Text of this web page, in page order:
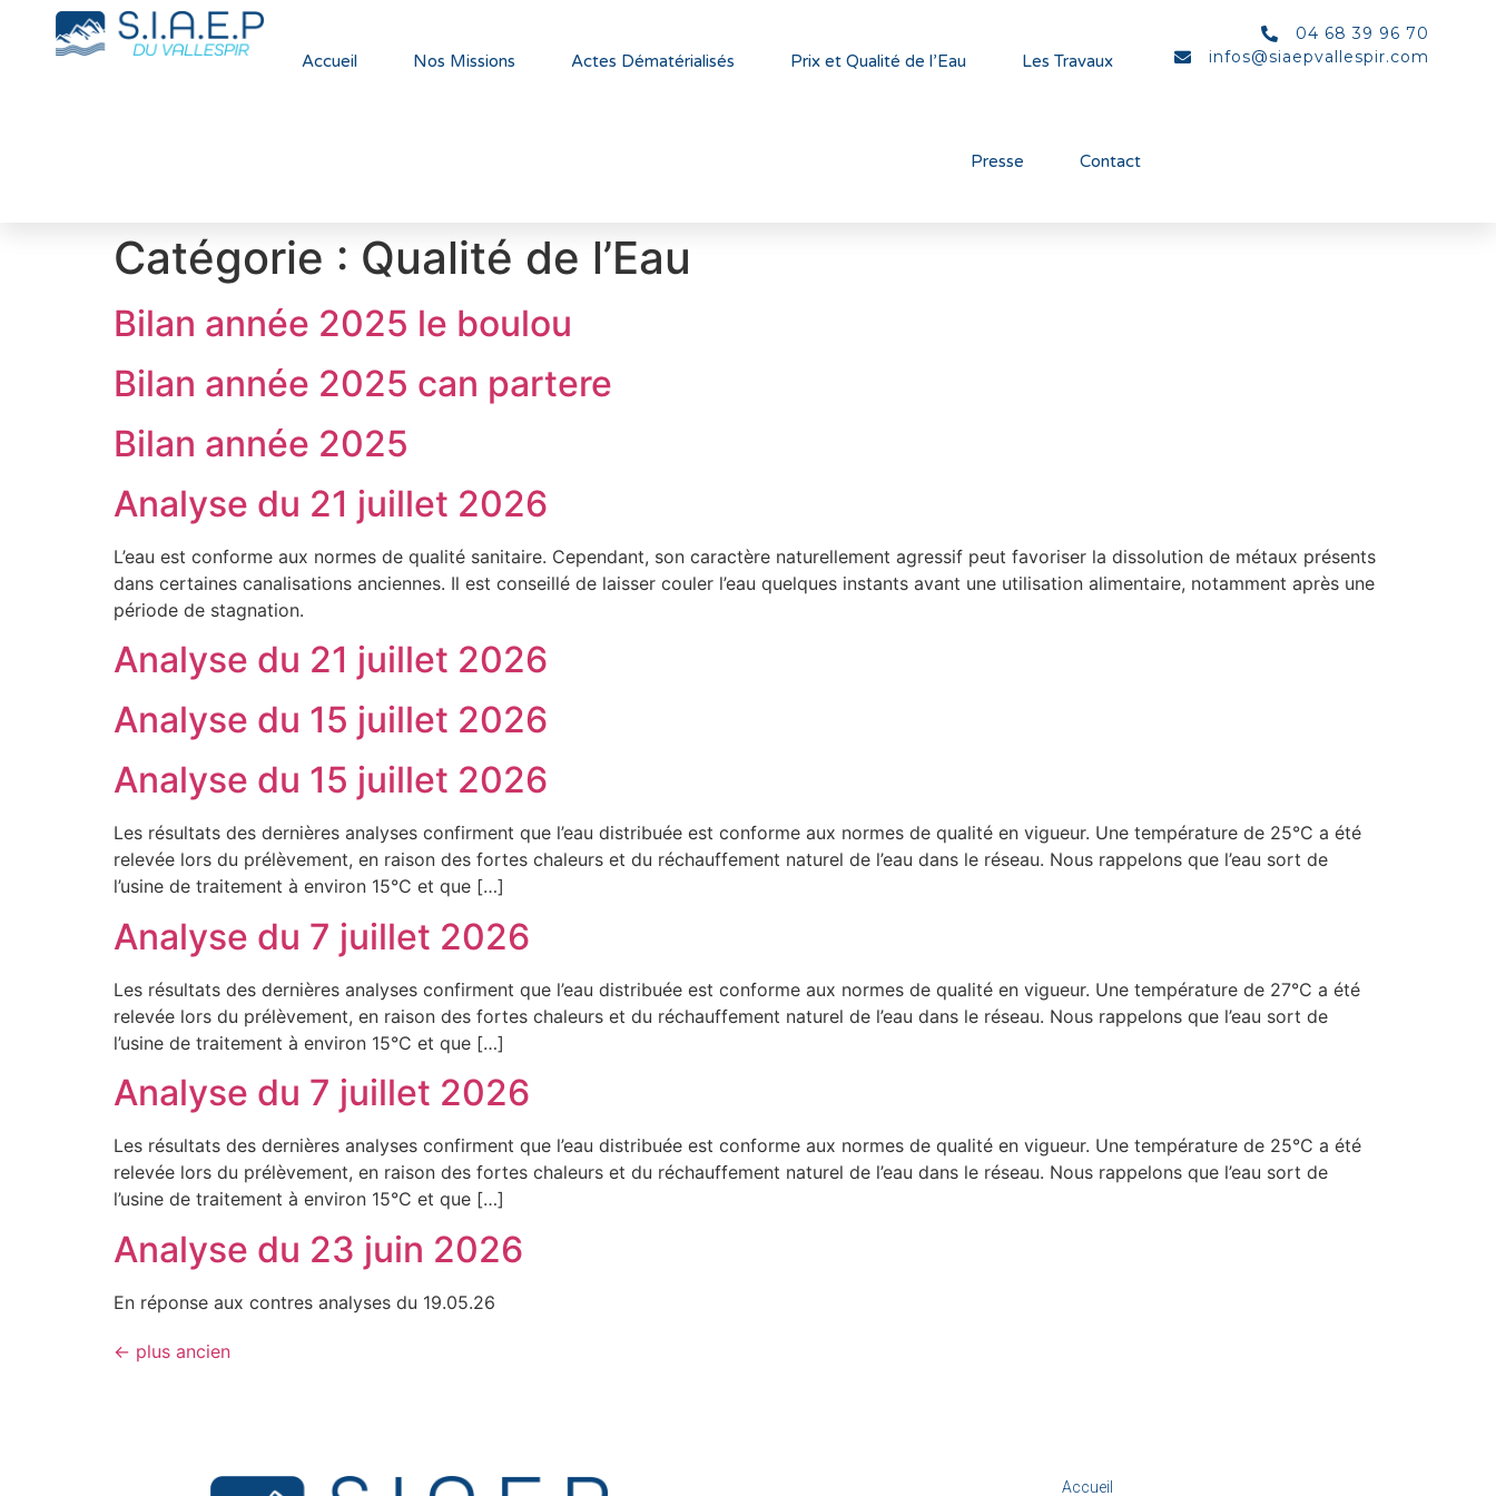
Accueil Nos Missions Actes Dématérialisés Prix et Qualité de l’Eau Les Travaux
Presse Contact
04 68 39 96 70
infos@siaepvallespir.com
Catégorie : Qualité de l’Eau
Bilan année 2025 le boulou
Bilan année 2025 can partere
Bilan année 2025
Analyse du 21 juillet 2026
L’eau est conforme aux normes de qualité sanitaire. Cependant, son caractère naturellement agressif peut favoriser la dissolution de métaux présents
dans certaines canalisations anciennes. Il est conseillé de laisser couler l’eau quelques instants avant une utilisation alimentaire, notamment après une
période de stagnation.
Analyse du 21 juillet 2026
Analyse du 15 juillet 2026
Analyse du 15 juillet 2026
Les résultats des dernières analyses confirment que l’eau distribuée est conforme aux normes de qualité en vigueur. Une température de 25°C a été
relevée lors du prélèvement, en raison des fortes chaleurs et du réchauffement naturel de l’eau dans le réseau. Nous rappelons que l’eau sort de
l’usine de traitement à environ 15°C et que […]
Analyse du 7 juillet 2026
Les résultats des dernières analyses confirment que l’eau distribuée est conforme aux normes de qualité en vigueur. Une température de 27°C a été
relevée lors du prélèvement, en raison des fortes chaleurs et du réchauffement naturel de l’eau dans le réseau. Nous rappelons que l’eau sort de
l’usine de traitement à environ 15°C et que […]
Analyse du 7 juillet 2026
Les résultats des dernières analyses confirment que l’eau distribuée est conforme aux normes de qualité en vigueur. Une température de 25°C a été
relevée lors du prélèvement, en raison des fortes chaleurs et du réchauffement naturel de l’eau dans le réseau. Nous rappelons que l’eau sort de
l’usine de traitement à environ 15°C et que […]
Analyse du 23 juin 2026
En réponse aux contres analyses du 19.05.26
← plus ancien
Accueil